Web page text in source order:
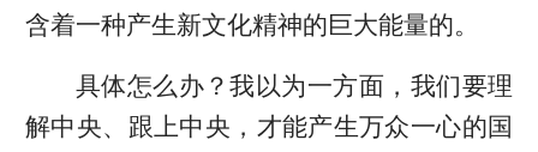
含着一种产生新文化精神的巨大能量的。
具体怎么办？我以为一方面，我们要理
解中央、跟上中央，才能产生万众一心的国